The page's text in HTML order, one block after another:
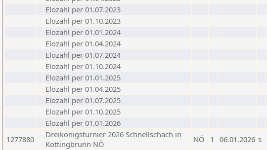
Elozahl per 01.07.2023
Elozahl per 01.10.2023
Elozahl per 01.01.2024
Elozahl per 01.04.2024
Elozahl per 01.07.2024
Elozahl per 01.10.2024
Elozahl per 01.01.2025
Elozahl per 01.04.2025
Elozahl per 01.07.2025
Elozahl per 01.10.2025
Elozahl per 01.01.2026
1277880
Dreikönigsturnier 2026 Schnellschach in
Kottingbrunn NÖ
NÖ 1 06.01.2026 s